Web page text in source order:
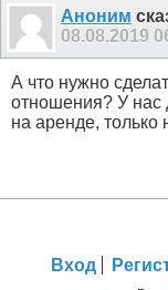
Аноним
08.08.2019
А что нужно
отношения? У нас
на аренде, только
Вход